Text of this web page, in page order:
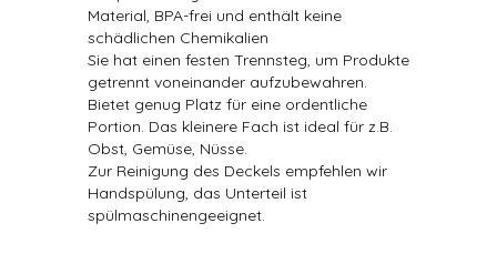
Material, BPA-frei und enthält keine
schädlichen Chemikalien
Sie hat einen festen Trennsteg, um Produkte
getrennt voneinander aufzubewahren.
Bietet genug Platz für eine ordentliche
Portion. Das kleinere Fach ist ideal für z.B.
Obst, Gemüse, Nüsse.
Zur Reinigung des Deckels empfehlen wir
Handspülung, das Unterteil ist
spülmaschinengeeignet.